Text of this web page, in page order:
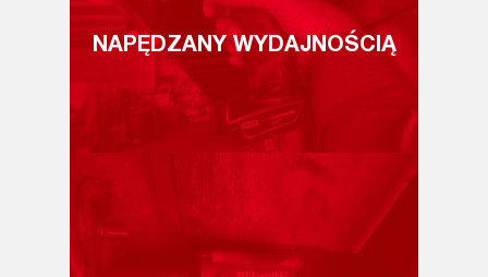
NAPĘDZANY WYDAJNOŚCIĄ